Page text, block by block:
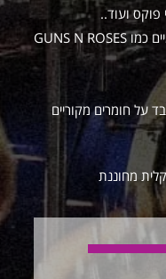
פוקס ועוד..
כמו כן פתח מופעים של אמנים בין לאומיים כמו GUNS N ROSES
על חומרים מקוריים
מחוננת